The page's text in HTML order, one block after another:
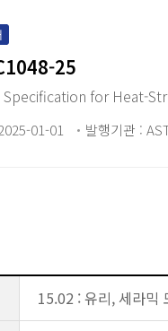
25
Standard
01-01 발행기관 :
15.02 : 유리, 세라믹